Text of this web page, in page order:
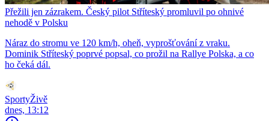
Přežili jen zázrakem. Český pilot Stříteský promluvil po ohnivé
nehodě v Polsku
Náraz do stromu ve 120 km/h, oheň, vyprošťování z vraku.
Dominik Stříteský poprvé popsal, co prožil na Rallye Polska, a co
ho čeká dál.
SportyŽivě
dnes, 13:12